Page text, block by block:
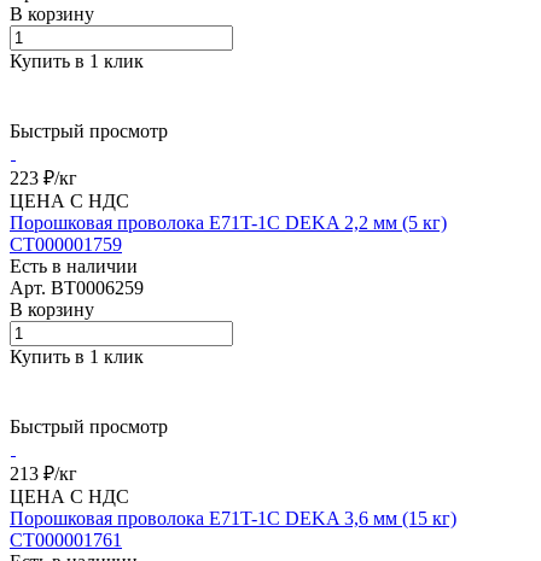
В корзину
Купить в 1 клик
Быстрый просмотр
223 ₽/кг
ЦЕНА С НДС
Порошковая проволока E71T-1C DEKA 2,2 мм (5 кг)
СТ000001759
Есть в наличии
Арт. BT0006259
В корзину
Купить в 1 клик
Быстрый просмотр
213 ₽/кг
ЦЕНА С НДС
Порошковая проволока E71T-1C DEKA 3,6 мм (15 кг)
СТ000001761